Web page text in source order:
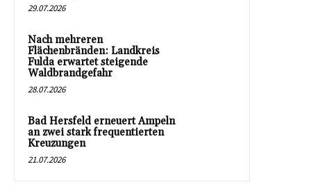
29.07.2026
Nach mehreren
Flächenbränden: Landkreis
Fulda erwartet steigende
Waldbrandgefahr
28.07.2026
Bad Hersfeld erneuert Ampeln
an zwei stark frequentierten
Kreuzungen
21.07.2026